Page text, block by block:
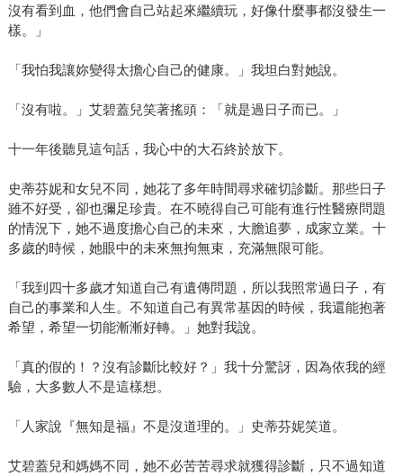
沒有看到血，他們會自己站起來繼續玩，好像什麼事都沒發生一
樣。」
「我怕我讓妳變得太擔心自己的健康。」我坦白對她說。
「沒有啦。」艾碧蓋兒笑著搖頭：「就是過日子而已。」
十一年後聽見這句話，我心中的大石終於放下。
史蒂芬妮和女兒不同，她花了多年時間尋求確切診斷。那些日子
雖不好受，卻也彌足珍貴。在不曉得自己可能有進行性醫療問題
的情況下，她不過度擔心自己的未來，大膽追夢，成家立業。十
多歲的時候，她眼中的未來無拘無束，充滿無限可能。
「我到四十多歲才知道自己有遺傳問題，所以我照常過日子，有
自己的事業和人生。不知道自己有異常基因的時候，我還能抱著
希望，希望一切能漸漸好轉。」她對我說。
「真的假的！？沒有診斷比較好？」我十分驚訝，因為依我的經
驗，大多數人不是這樣想。
「人家說『無知是福』不是沒道理的。」史蒂芬妮笑道。
艾碧蓋兒和媽媽不同，她不必苦苦尋求就獲得診斷，只不過知道